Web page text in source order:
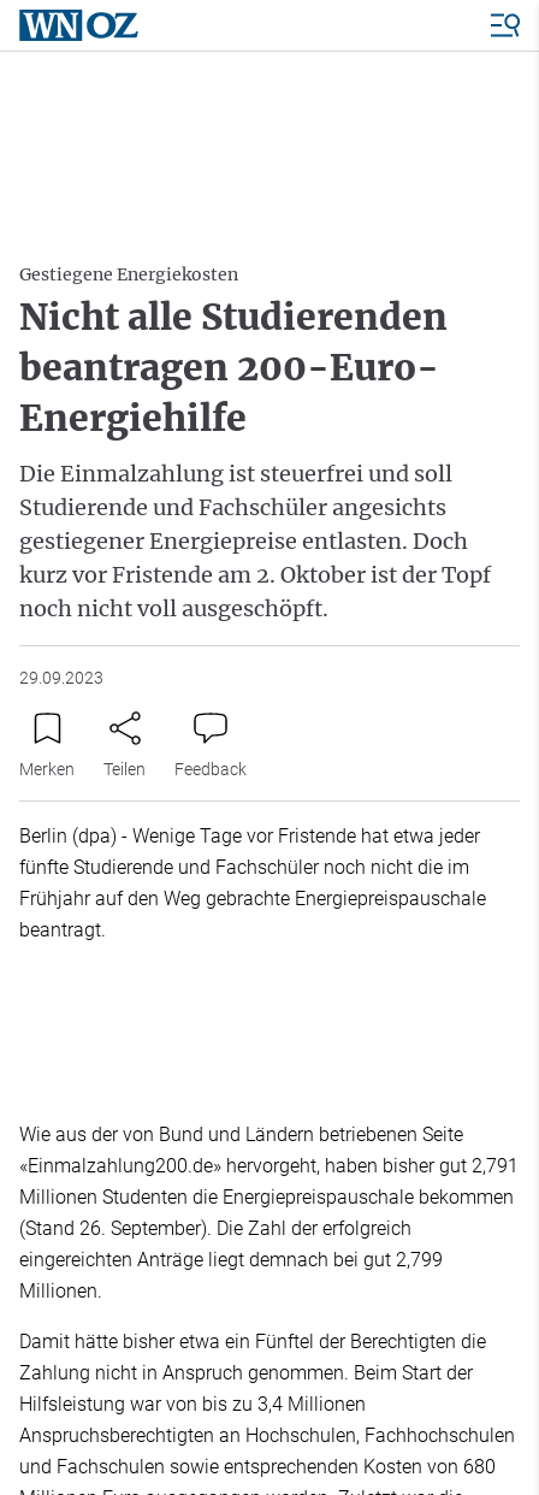
Gestiegene Energiekosten
Nicht alle Studierenden
beantragen 200-Euro-
Energiehilfe
Die Einmalzahlung ist steuerfrei und soll
Studierende und Fachschüler angesichts
gestiegener Energiepreise entlasten. Doch
kurz vor Fristende am 2. Oktober ist der Topf
noch nicht voll ausgeschöpft.
29.09.2023
Merken Teilen Feedback
Berlin (dpa) - Wenige Tage vor Fristende hat etwa jeder
fünfte Studierende und Fachschüler noch nicht die im
Frühjahr auf den Weg gebrachte Energiepreispauschale
beantragt.
Wie aus der von Bund und Ländern betriebenen Seite
«Einmalzahlung200.de» hervorgeht, haben bisher gut 2,791
Millionen Studenten die Energiepreispauschale bekommen
(Stand 26. September). Die Zahl der erfolgreich
eingereichten Anträge liegt demnach bei gut 2,799
Millionen.
Damit hätte bisher etwa ein Fünftel der Berechtigten die
Zahlung nicht in Anspruch genommen. Beim Start der
Hilfsleistung war von bis zu 3,4 Millionen
Anspruchsberechtigten an Hochschulen, Fachhochschulen
und Fachschulen sowie entsprechenden Kosten von 680